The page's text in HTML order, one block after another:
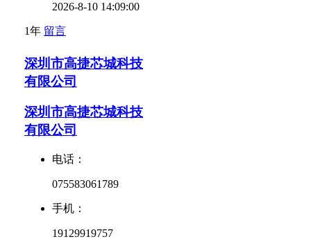
2026-8-10 14:09:00
1年 留言
深圳市高捷芯城科技
有限公司
深圳市高捷芯城科技
有限公司
电话：
075583061789
手机：
19129919757